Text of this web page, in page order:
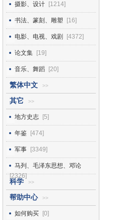
摄影、设计 [1214]
书法、篆刻、雕塑 [16]
电影、电视、戏剧 [4372]
论文集 [19]
音乐、舞蹈 [20]
繁体中文 >>
其它 >>
地方史志 [5]
年鉴 [474]
军事 [3349]
马列、毛泽东思想、邓论
[2326]
科学 >>
帮助中心 >>
如何购买 [0]